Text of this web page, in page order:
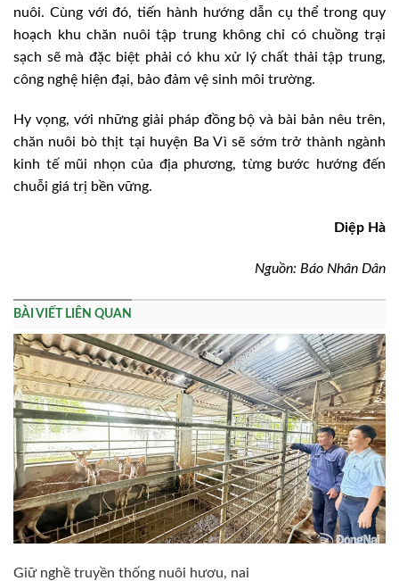
nuôi. Cùng với đó, tiến hành hướng dẫn cụ thể trong quy
hoạch khu chăn nuôi tập trung không chỉ có chuồng trại
sạch sẽ mà đặc biệt phải có khu xử lý chất thải tập trung,
công nghệ hiện đại, bảo đảm vệ sinh môi trường.
Hy vọng, với những giải pháp đồng bộ và bài bản nêu trên,
chăn nuôi bò thịt tại huyện Ba Vì sẽ sớm trở thành ngành
kinh tế mũi nhọn của địa phương, từng bước hướng đến
chuỗi giá trị bền vững.
Diệp Hà
Nguồn: Báo Nhân Dân
BÀI VIẾT LIÊN QUAN
Giữ nghề truyền thống nuôi hươu, nai